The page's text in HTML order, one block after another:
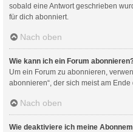
sobald eine Antwort geschrieben
für dich abonniert.
Nach oben
Wie kann ich ein Forum
Um ein Forum zu abonnieren,
abonnieren“, der sich meist am Ende
Nach oben
Wie deaktiviere ich meine